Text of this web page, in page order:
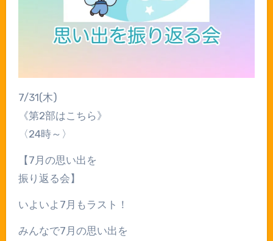
7/31(木)
《第2部はこちら》
〈24時～〉
【7月の思い出を
振り返る会】
いよいよ7月もラスト！
みんなで7月の思い出を